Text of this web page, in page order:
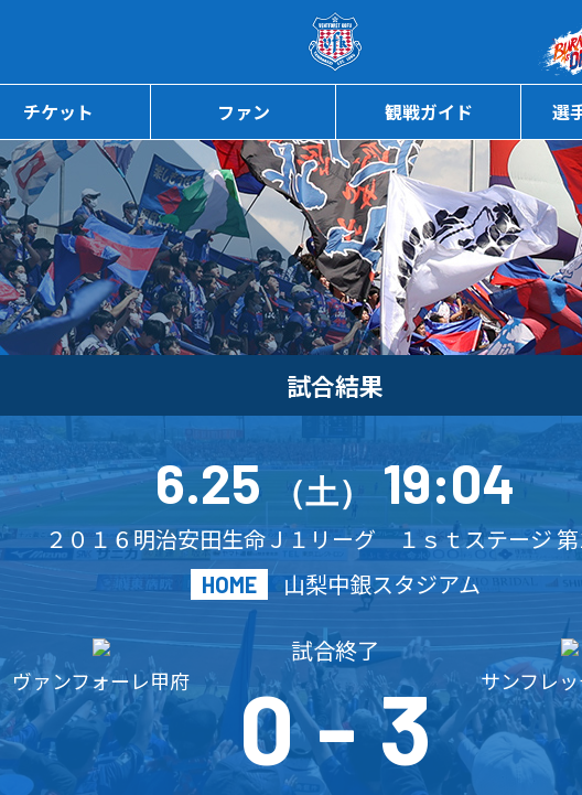
ページの本文へ
チケット ファン 観戦ガイド 選
試合結果
6.25 （土） 19:04
２０１６明治安田生命Ｊ１リーグ １ｓｔステージ
HOME 山梨中銀スタジアム
ヴァンフォーレ甲府
試合終了
0-3 サンフレ